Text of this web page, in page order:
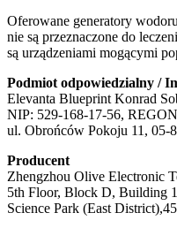
Oferowane generatory
nie są przeznaczone do
są urządzeniami mogącymi
Podmiot odpowiedzialny /
Elevanta Blueprint Konrad
NIP: 529-168-17-56,
ul. Obrońców Pokoju 11, 05-
Producent
Zhengzhou Olive Electronic
5th Floor, Block D, Building
Science Park (East